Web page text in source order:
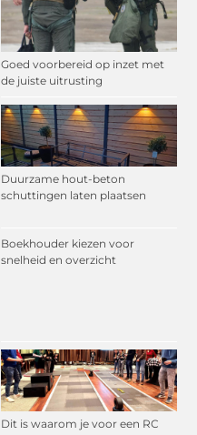
Goed voorbereid op inzet met
de juiste uitrusting
Duurzame hout-beton
schuttingen laten plaatsen
Boekhouder kiezen voor
snelheid en overzicht
Dit is waarom je voor een RC